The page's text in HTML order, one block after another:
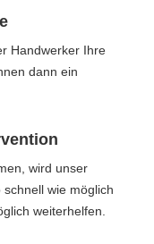
Handwerker Ihre
dann ein
wird unser
wie möglich
weiterhelfen.